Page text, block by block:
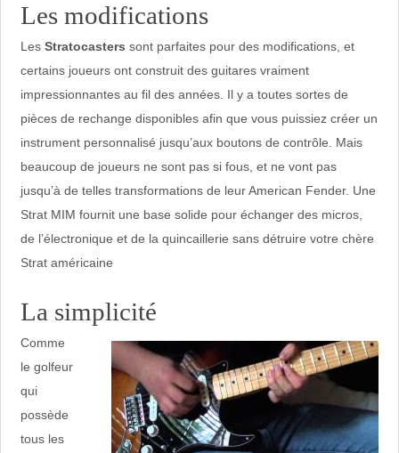
Les modifications
Les Stratocasters sont parfaites pour des modifications, et
certains joueurs ont construit des guitares vraiment
impressionnantes au fil des années. Il y a toutes sortes de
pièces de rechange disponibles afin que vous puissiez créer un
instrument personnalisé jusqu’aux boutons de contrôle. Mais
beaucoup de joueurs ne sont pas si fous, et ne vont pas
jusqu’à de telles transformations de leur American Fender. Une
Strat MIM fournit une base solide pour échanger des micros,
de l’électronique et de la quincaillerie sans détruire votre chère
Strat américaine
La simplicité
Comme
le golfeur
qui
possède
tous les